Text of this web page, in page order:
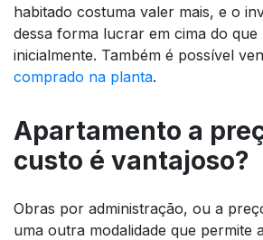
habitado costuma valer mais, e o
dessa forma lucrar em cima do que
inicialmente. Também é possível
comprado na planta.
Apartamento a
custo é vantajoso?
Obras por administração, ou a
uma outra modalidade que permite